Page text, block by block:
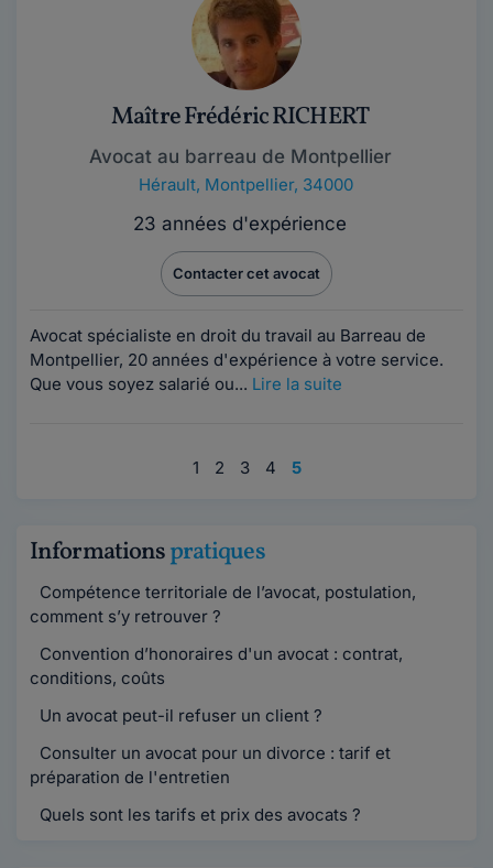
Maître Frédéric RICHERT
Avocat au barreau de Montpellier
Hérault, Montpellier, 34000
23 années d'expérience
Contacter cet avocat
Avocat spécialiste en droit du travail au Barreau de
Montpellier, 20 années d'expérience à votre service.
Que vous soyez salarié ou... Lire la suite
1 2 3 4 5
Informationspratiques
Compétence territoriale de l’avocat, postulation,
comment s’y retrouver ?
Convention d’honoraires d'un avocat : contrat,
conditions, coûts
Un avocat peut-il refuser un client ?
Consulter un avocat pour un divorce : tarif et
préparation de l'entretien
Quels sont les tarifs et prix des avocats ?